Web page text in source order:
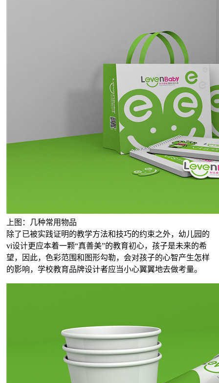
上图：几种常用物品
除了已被实践证明的教学方法和技巧的约束之外，幼儿园的
vi设计更应本着一颗“真善美”的教育初心，孩子是未来的希
望，因此，色彩范围和图形勾勒，会对孩子的心智产生怎样
的影响，学校教育品牌设计者应当小心翼翼地去做考量。